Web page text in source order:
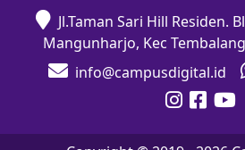
Jl.Taman Sari Hill Residen.
Mangunharjo, Kec
info@campusdigital.id